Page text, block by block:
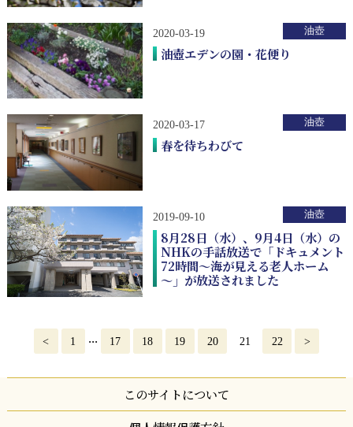
2020-03-19
油壺エデンの園・花便り
油壺
2020-03-17
春を待ちわびて
油壺
2019-09-10
8月28日（水）、9月4日（水）の
NHKの手話放送で「ドキュメント
72時間～海が見える老人ホーム
～」が放送されました
油壺
< 1 ... 17 18 19 20 21 22 >
このサイトについて